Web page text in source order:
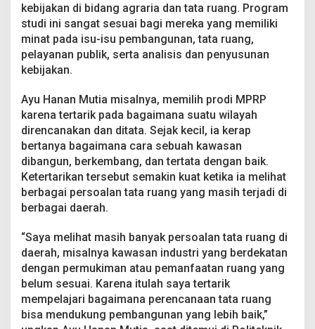
kebijakan di bidang agraria dan tata ruang. Program
studi ini sangat sesuai bagi mereka yang memiliki
minat pada isu-isu pembangunan, tata ruang,
pelayanan publik, serta analisis dan penyusunan
kebijakan.
Ayu Hanan Mutia misalnya, memilih prodi MPRP
karena tertarik pada bagaimana suatu wilayah
direncanakan dan ditata. Sejak kecil, ia kerap
bertanya bagaimana cara sebuah kawasan
dibangun, berkembang, dan tertata dengan baik.
Ketertarikan tersebut semakin kuat ketika ia melihat
berbagai persoalan tata ruang yang masih terjadi di
berbagai daerah.
“Saya melihat masih banyak persoalan tata ruang di
daerah, misalnya kawasan industri yang berdekatan
dengan permukiman atau pemanfaatan ruang yang
belum sesuai. Karena itulah saya tertarik
mempelajari bagaimana perencanaan tata ruang
bisa mendukung pembangunan yang lebih baik,”